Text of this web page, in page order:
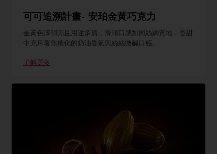
可可追溯計畫- 安珀金黃巧克力
金黃色澤明亮且用途多廣，滑順口感如同絲綢質地，香甜
中充斥著焦糖化的奶油香氣與絲絲微鹹口感。
了解更多